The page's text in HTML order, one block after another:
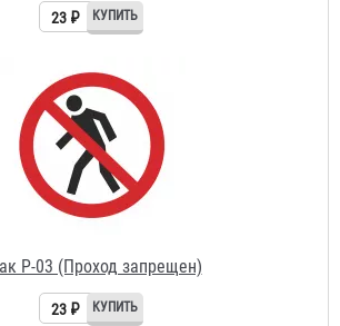
P-03 (Проход запрещен)
23 ₽